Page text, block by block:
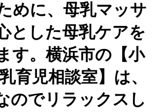
めに、母乳マッサ
とした母乳ケアを
す。横浜市の【小
育児相談室】は、
のでリラックスし